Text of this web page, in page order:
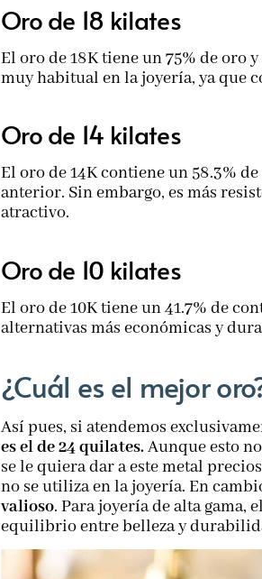
Oro de 18 kilates
El oro de 18K tiene un 75% de oro
muy habitual en la joyería, ya que
Oro de 14 kilates
El oro de 14K contiene un 58.3%
anterior. Sin embargo, es más
atractivo.
Oro de 10 kilates
El oro de 10K tiene un 41.7% de
alternativas más económicas y
¿Cuál es el mejor
Así pues, si atendemos
es el de 24 quilates.Aunque esto
se le quiera dar a este metal
no se utiliza en la joyería. En
valioso. Para joyería de alta gama,
equilibrio entre belleza y